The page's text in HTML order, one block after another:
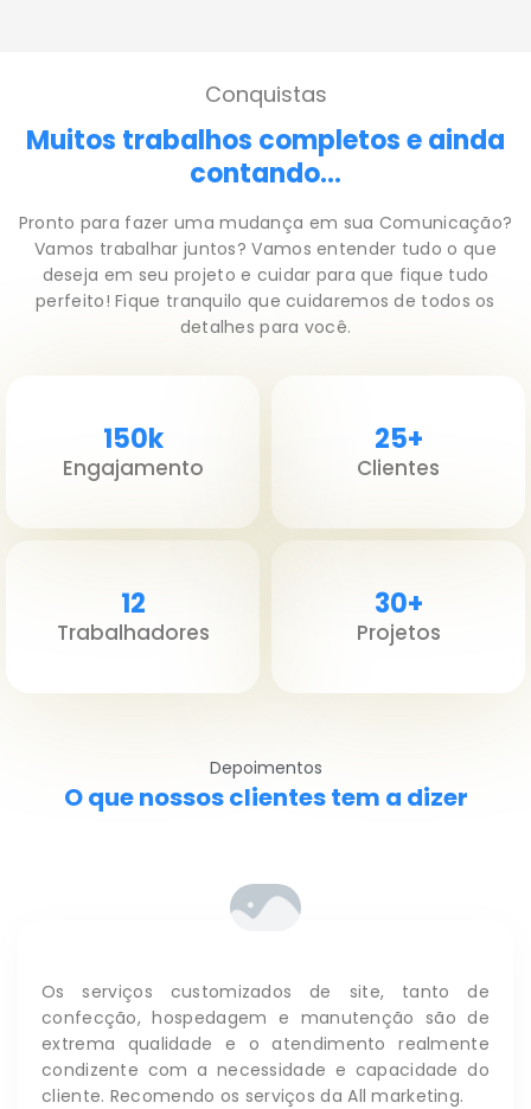
150k
Engajamento
25+
Clientes
12
Trabalhadores
30+
Projetos
Conquistas
Muitos trabalhos completos e ainda
contando...
Pronto para fazer uma mudança em sua Comunicação?
Vamos trabalhar juntos? Vamos entender tudo o que
deseja em seu projeto e cuidar para que fique tudo
perfeito! Fique tranquilo que cuidaremos de todos os
detalhes para você.
Depoimentos
O que nossos clientes tem a dizer
Os serviços customizados de site, tanto de
confecção, hospedagem e manutenção são de
extrema qualidade e o atendimento realmente
condizente com a necessidade e capacidade do
cliente. Recomendo os serviços da All marketing.